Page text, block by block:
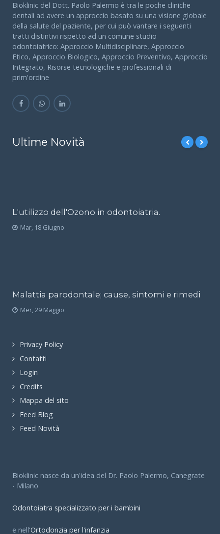
Bioklinic del Dott. Paolo Palermo è tra le poche cliniche
dentali ad avere un approccio basato su una visione globale
della salute del paziente, per cui può vantare i seguenti
tratti distintivi rispetto ad un comune studio
odontoiatrico: Approccio Multidisciplinare, Approccio
Etico, Approccio Biologico, Approccio Preventivo, Approccio
Integrato, Risorse tecnologiche e professionali di
prim'ordine
Ultime Novità
L'utilizzo dell'Ozono in odontoiatria.
Mar, 18 Giugno
Malattia parodontale; cause, sintomi e rimedi
Mer, 29 Maggio
Privacy Policy
Contatti
Login
Credits
Mappa del sito
Feed Blog
Feed Novità
Bioklinic nasce da un'idea del Dr. Paolo Palermo, Canegrate
- Milano
Odontoiatra specializzato per i bambini
e nell'Ortodonzia per l'infanzia